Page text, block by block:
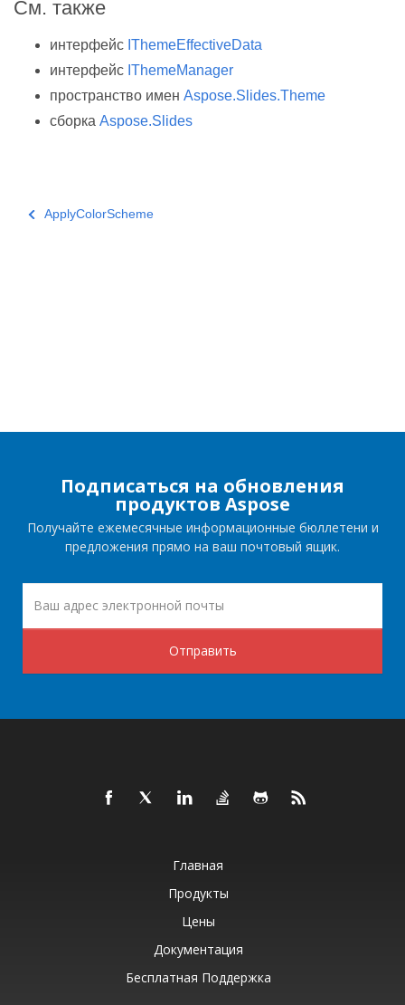
См. также
интерфейс IThemeEffectiveData
интерфейс IThemeManager
пространство имен Aspose.Slides.Theme
сборка Aspose.Slides
ApplyColorScheme
Подписаться на обновления
продуктов Aspose
Получайте ежемесячные информационные бюллетени и
предложения прямо на ваш почтовый ящик.
Отправить
Главная
Продукты
Цены
Документация
Бесплатная Поддержка